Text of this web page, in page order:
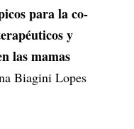
para la co-
y
las mamas
Biagini Lopes